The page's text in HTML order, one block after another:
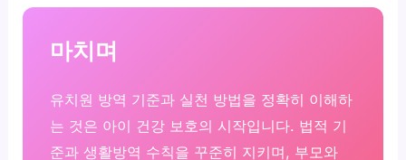
마치며
유치원 방역 기준과 실천 방법을 정확히 이해하
는 것은 아이 건강 보호의 시작입니다. 법적 기
준과 생활방역 수칙을 꾸준히 지키며, 부모와